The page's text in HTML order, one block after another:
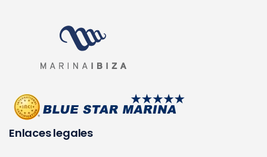
Enlaces legales